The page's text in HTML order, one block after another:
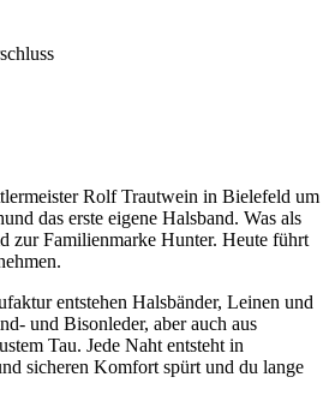
Rolf Trautwein in Bielefeld um
das erste eigene Halsband. Was als
zur Familienmarke Hunter. Heute führt
entstehen Halsbänder, Leinen und
und Bisonleder, aber auch aus
Tau. Jede Naht entsteht in
sicheren Komfort spürt und du lange